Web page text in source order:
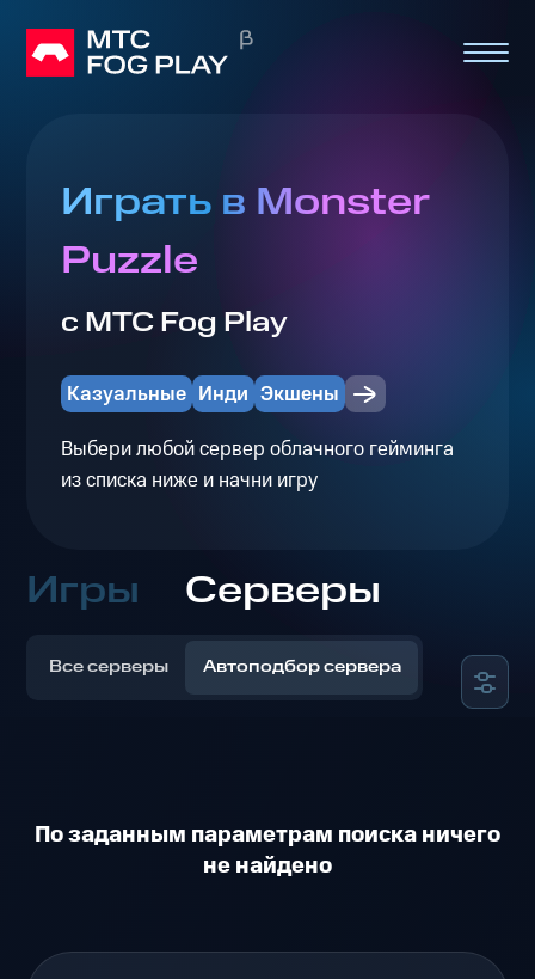
Играть в Monster
Puzzle
с МТС Fog Play
Казуальные Инди Экшены
Выбери любой сервер облачного гейминга
из списка ниже и начни игру
Игры Серверы
Все серверы Автоподбор сервера
По заданным параметрам поиска ничего
не найдено